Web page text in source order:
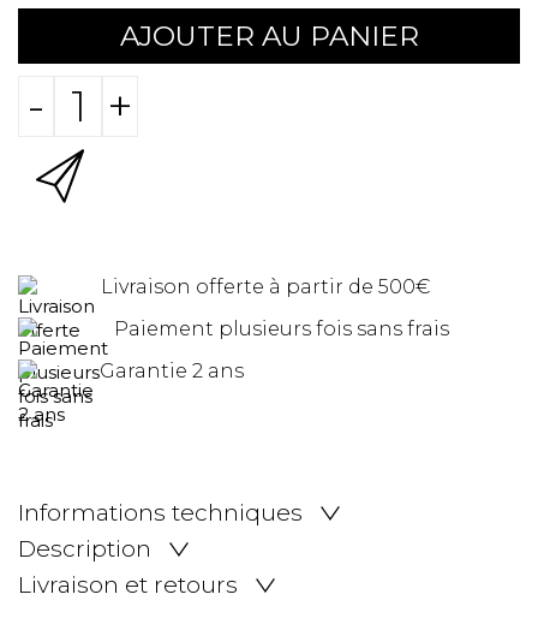
AJOUTER AU PANIER
- +
Livraison offerte à partir de 500€
Paiement plusieurs fois sans frais
Garantie 2 ans
Informations techniques
Description
Livraison et retours